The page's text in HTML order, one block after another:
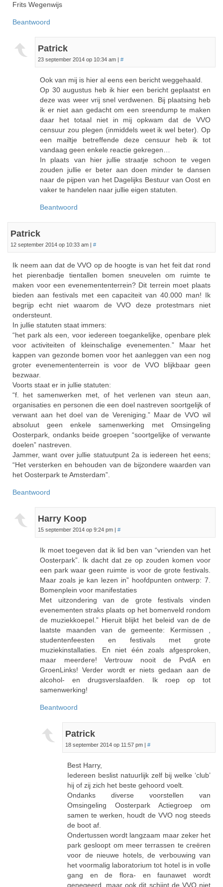
Frits Wegenwijs
Beantwoord
Patrick
23 september 2014 op 10:34 am | #
Ook van mij is hier al eens een bericht weggehaald.
Op 30 augustus heb ik hier een bericht geplaatst en
deze was weer vrij snel verdwenen. Bij plaatsing heb
ik er niet aan gedacht om een sreendump te maken
daar het totaal niet in mij opkwam dat de VVO
censuur zou plegen (inmiddels weet ik wel beter). Op
een mailtje betreffende deze censuur heb ik tot
vandaag geen enkele reactie gekregen…
In plaats van hier jullie straatje schoon te vegen
zouden jullie er beter aan doen minder te dansen
naar de pijpen van het Dagelijks Bestuur van Oost en
vaker te handelen naar jullie eigen statuten.
Beantwoord
Patrick
12 september 2014 op 10:33 am | #
Ik neem aan dat de VVO op de hoogte is van het feit dat rond
het pierenbadje tientallen bomen sneuvelen om ruimte te
maken voor een evenemententerrein? Dit terrein moet plaats
bieden aan festivals met een capaciteit van 40.000 man! Ik
begrijp echt niet waarom de VVO deze protestmars niet
ondersteunt.
In jullie statuten staat immers:
“het park als een, voor iedereen toegankelijke, openbare plek
voor activiteiten of kleinschalige evenementen.” Maar het
kappen van gezonde bomen voor het aanleggen van een nog
groter evenemententerrein is voor de VVO blijkbaar geen
bezwaar.
Voorts staat er in jullie statuten:
“f. het samenwerken met, of het verlenen van steun aan,
organisaties en personen die een doel nastreven soortgelijk of
verwant aan het doel van de Vereniging.” Maar de VVO wil
absoluut geen enkele samenwerking met Omsingeling
Oosterpark, ondanks beide groepen “soortgelijke of verwante
doelen” nastreven.
Jammer, want over jullie statuutpunt 2a is iedereen het eens;
“Het versterken en behouden van de bijzondere waarden van
het Oosterpark te Amsterdam”.
Beantwoord
Harry Koop
15 september 2014 op 9:24 pm | #
Ik moet toegeven dat ik lid ben van “vrienden van het
Oosterpark”. Ik dacht dat ze op zouden komen voor
een park waar geen ruimte is voor de grote festivals.
Maar zoals je kan lezen in” hoofdpunten ontwerp: 7.
Bomenplein voor manifestaties
Met uitzondering van de grote festivals vinden
evenementen straks plaats op het bomenveld rondom
de muziekkoepel.” Hieruit blijkt het beleid van de de
laatste maanden van de gemeente: Kermissen ,
studentenfeesten en festivals met grote
muziekinstallaties. En niet één zoals afgesproken,
maar meerdere! Vertrouw nooit de PvdA en
GroenLinks! Verder wordt er niets gedaan aan de
alcohol- en drugsverslaafden. Ik roep op tot
samenwerking!
Beantwoord
Patrick
18 september 2014 op 11:57 pm | #
Best Harry,
Iedereen beslist natuurlijk zelf bij welke ‘club’
hij of zij zich het beste gehoord voelt.
Ondanks diverse voorstellen van
Omsingeling Oosterpark Actiegroep om
samen te werken, houdt de VVO nog steeds
de boot af.
Ondertussen wordt langzaam maar zeker het
park gesloopt om meer terrassen te creëren
voor de nieuwe hotels, de verbouwing van
het voormalig laboratorium tot hotel is in volle
gang en de flora- en faunawet wordt
genegeerd, maar ook dit schijnt de VVO niet